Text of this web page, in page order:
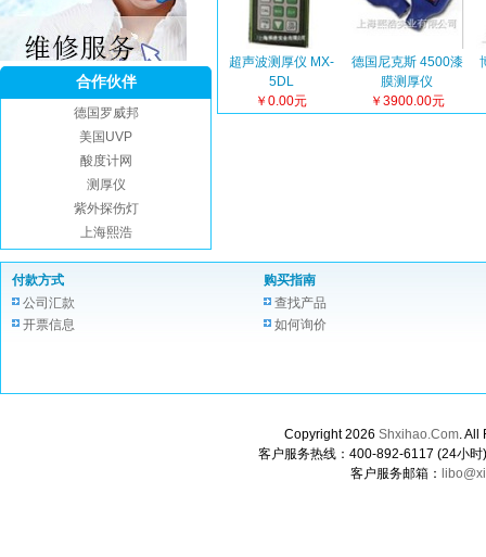
合作伙伴
德国罗威邦
美国UVP
酸度计网
测厚仪
紫外探伤灯
上海熙浩
超声波测厚仪 MX-
5DL
￥0.00元
德国尼克斯 4500漆
膜测厚仪
￥3900.00元
付款方式
公司汇款
开票信息
购买指南
查找产品
如何询价
Copyright 2026 Shxihao.Com. All
客户服务热线：400-892-6117 (24小
客户服务邮箱：